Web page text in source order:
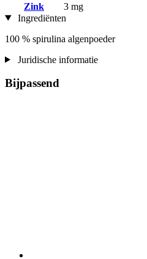
Zink
3 mg
Ingrediënten
100 % spirulina algenpoeder
Juridische informatie
Bijpassend